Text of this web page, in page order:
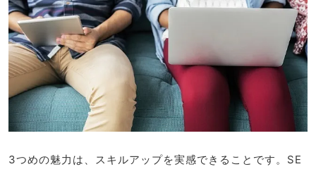
3つめの魅力は、スキルアップを実感できることです。SE